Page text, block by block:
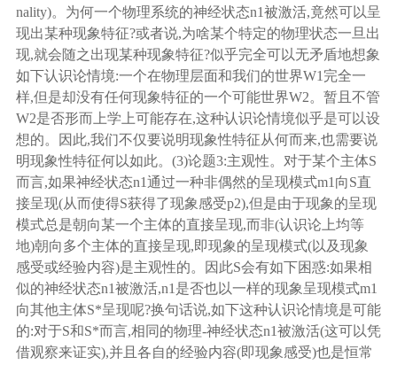
nality)。为何一个物理系统的神经状态n1被激活,竟然可以呈
现出某种现象特征?或者说,为啥某个特定的物理状态一旦出
现,就会随之出现某种现象特征?似乎完全可以无矛盾地想象
如下认识论情境:一个在物理层面和我们的世界W1完全一
样,但是却没有任何现象特征的一个可能世界W2。暂且不管
W2是否形而上学上可能存在,这种认识论情境似乎是可以设
想的。因此,我们不仅要说明现象性特征从何而来,也需要说
明现象性特征何以如此。(3)论题3:主观性。对于某个主体S
而言,如果神经状态n1通过一种非偶然的呈现模式m1向S直
接呈现(从而使得S获得了现象感受p2),但是由于现象的呈现
模式总是朝向某一个主体的直接呈现,而非(认识论上均等
地)朝向多个主体的直接呈现,即现象的呈现模式(以及现象
感受或经验内容)是主观性的。因此S会有如下困惑:如果相
似的神经状态n1被激活,n1是否也以一样的现象呈现模式m1
向其他主体S*呈现呢?换句话说,如下这种认识论情境是可能
的:对于S和S*而言,相同的物理-神经状态n1被激活(这可以凭
借观察来证实),并且各自的经验内容(即现象感受)也是恒常